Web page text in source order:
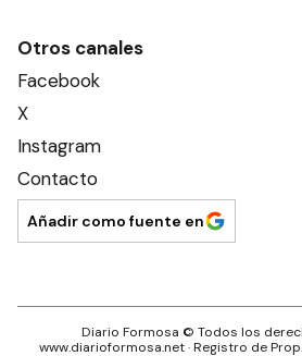
Otros canales
Facebook
X
Instagram
Contacto
Añadir como fuente en
Diario Formosa © Todos los
www.diarioformosa.net · Registro de